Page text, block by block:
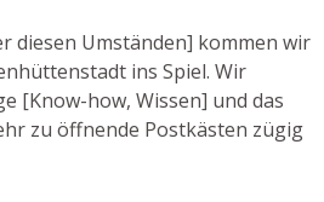
diesen Umständen] kommen wir
ins Spiel. Wir
[Know-how, Wissen] und das
zu öffnende Postkästen zügig